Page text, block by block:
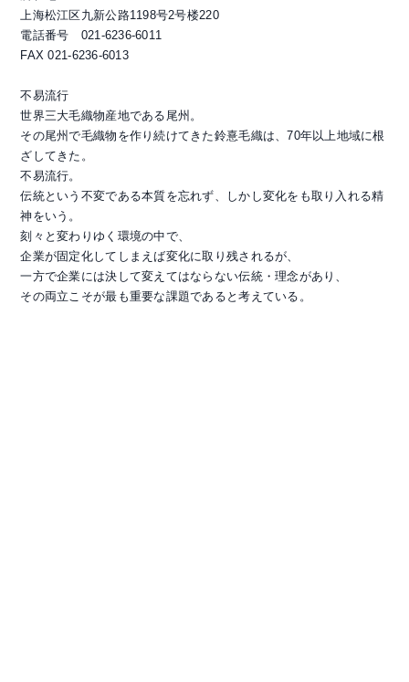
上海松江区九新公路1198号2号楼220
電話番号 021-6236-6011
FAX 021-6236-6013
不易流行
世界三大毛織物産地である尾州。
その尾州で毛織物を作り続けてきた鈴憙毛織は、70年以上地域に根
ざしてきた。
不易流行。
伝統という不変である本質を忘れず、しかし変化をも取り入れる精
神をいう。
刻々と変わりゆく環境の中で、
企業が固定化してしまえば変化に取り残されるが、
一方で企業には決して変えてはならない伝統・理念があり、
その両立こそが最も重要な課題であると考えている。